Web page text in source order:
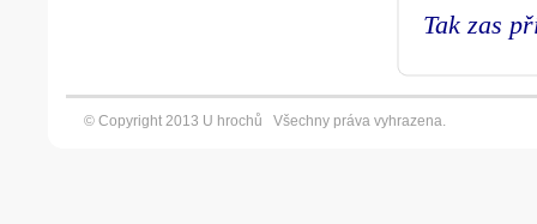
Tak zas
© Copyright 2013 U hrochů Všechny práva vyhrazena.